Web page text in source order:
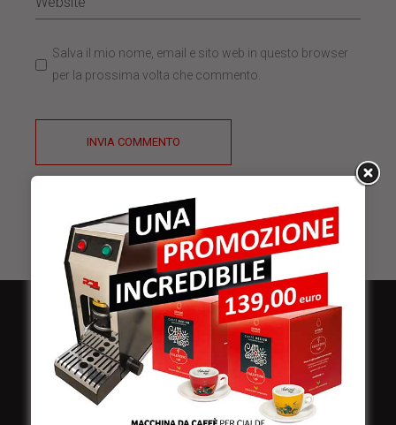
Salva il mio nome, email e sito web in questo browser
per la prossima volta che commento.
INVIA COMMENTO